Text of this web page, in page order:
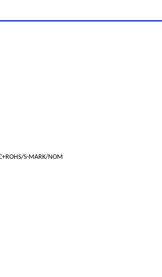
S-MARK/NOM